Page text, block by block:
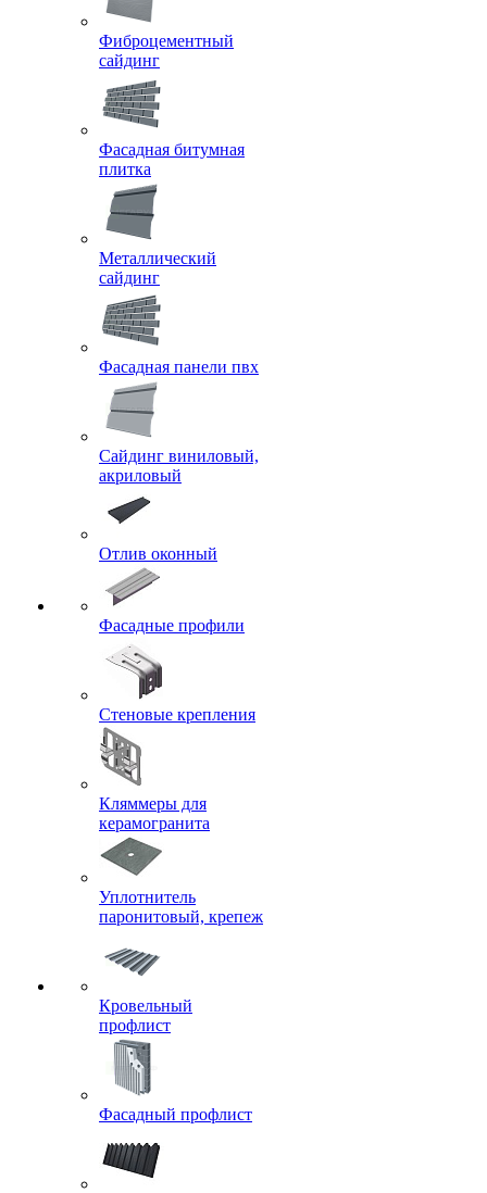
Фиброцементный
сайдинг
Фасадная битумная
плитка
Металлический
сайдинг
Фасадная панели пвх
Сайдинг виниловый,
акриловый
Отлив оконный
Фасадные профили
Стеновые крепления
Кляммеры для
керамогранита
Уплотнитель
паронитовый, крепеж
Кровельный
профлист
Фасадный профлист